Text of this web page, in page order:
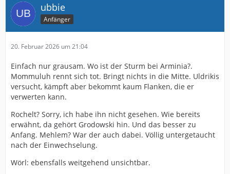
ubbie
Anfänger
20. Februar 2026 um 21:04
Einfach nur grausam. Wo ist der Sturm bei Arminia?.
Mommuluh rennt sich tot. Bringt nichts in die Mitte. Uldrikis
versucht, kämpft aber bekommt kaum Flanken, die er
verwerten kann.
Rochelt? Sorry, ich habe ihn nicht gesehen. Wie bereits
erwähnt, da gehört Grodowski hin. Und das besser zu
Anfang. Mehlem? War der auch dabei. Völlig untergetaucht
nach der Einwechselung.
Wörl: ebensfalls weitgehend unsichtbar.